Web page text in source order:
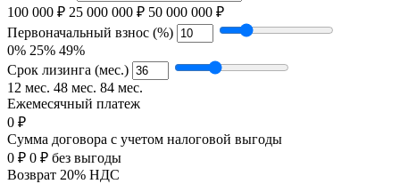
100 000 ₽ 25 000 000 ₽ 50 000 000 ₽
Первоначальный взнос (%)
0% 25% 49%
Срок лизинга (мес.)
12 мес. 48 мес. 84 мес.
Ежемесячный платеж
0 ₽
Сумма договора с учетом налоговой выгоды
0 ₽ 0 ₽ без выгоды
Возврат 20% НДС